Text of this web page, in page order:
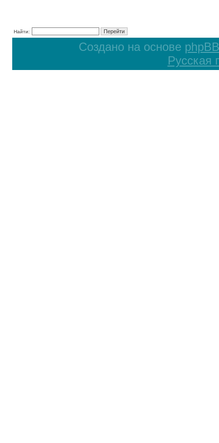
Найти:
Создано на основе phpBB
Русская